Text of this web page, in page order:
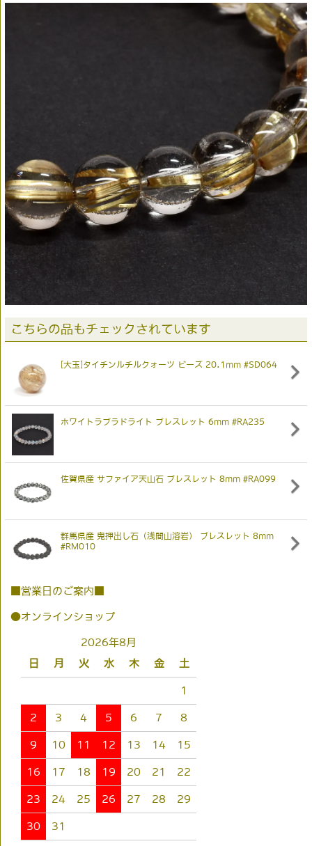
こちらの品もチェックされています
[大玉]タイチンルチルクォーツ ビーズ 20.1mm #SD064
ホワイトラブラドライト ブレスレット 6mm #RA235
佐賀県産 サファイア天山石 ブレスレット 8mm #RA099
群馬県産 鬼押出し石（浅間山溶岩） ブレスレット 8mm
#RM010
■営業日のご案内■
●オンラインショップ
2026年8月
日
月 火 水 木 金 土
1
2 3 4 5 6 7 8
9 10 11 12 13 14 15
16 17 18 19 20 21 22
23 24 25 26 27 28 29
30 31